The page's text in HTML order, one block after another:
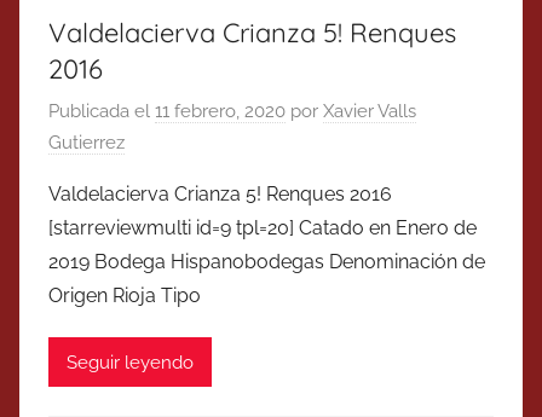
Valdelacierva Crianza 5! Renques
2016
Publicada el 11 febrero, 2020 por Xavier Valls
Gutierrez
Valdelacierva Crianza 5! Renques 2016
[starreviewmulti id=9 tpl=20] Catado en Enero de
2019 Bodega Hispanobodegas Denominación de
Origen Rioja Tipo
Seguir leyendo